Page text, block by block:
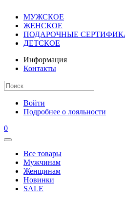
МУЖСКОЕ
ЖЕНСКОЕ
ПОДАРОЧНЫЕ
ДЕТСКОЕ
Информация
Контакты
Войти
Подробнее о лояльности
0
Все товары
Мужчинам
Женщинам
Новинки
SALE